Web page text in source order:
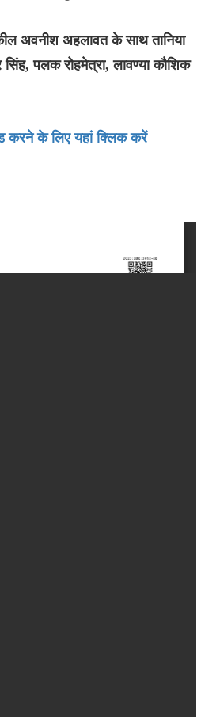
अवनीश अहलावत के साथ तानिया
पलक रोहमेत्रा, लावण्या कौशिक
करने के लिए यहां क्लिक करें